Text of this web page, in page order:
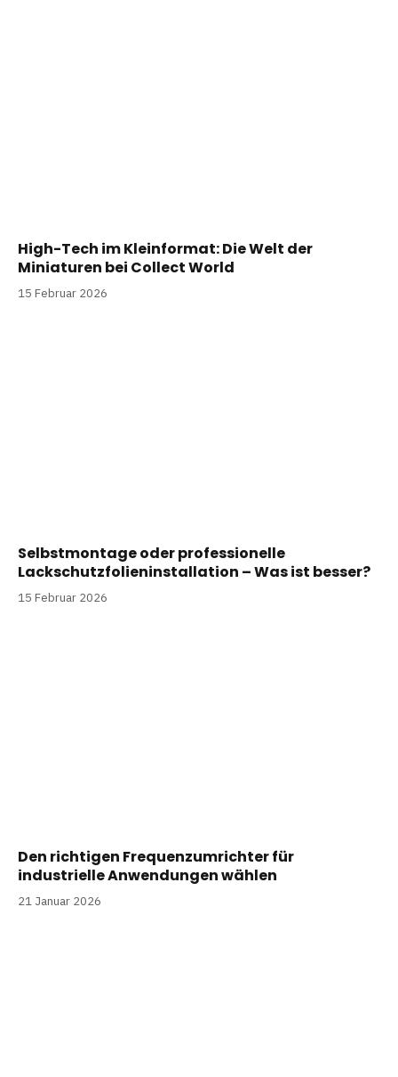
High-Tech im Kleinformat: Die Welt der
Miniaturen bei Collect World
15 Februar 2026
Selbstmontage oder professionelle
Lackschutzfolieninstallation – Was ist besser?
15 Februar 2026
Den richtigen Frequenzumrichter für
industrielle Anwendungen wählen
21 Januar 2026